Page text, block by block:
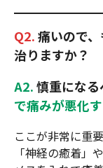
Q2.痛いので、
治りますか？
A2.慎重になる
で痛みが悪化
ここが非常に重
「神経の癒着」